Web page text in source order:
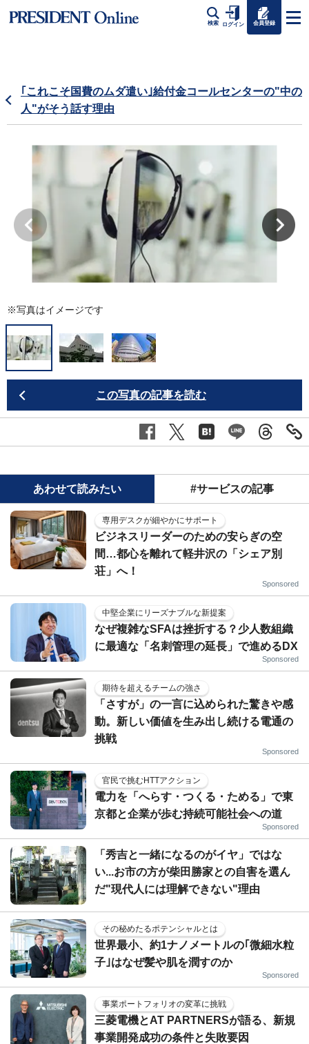
検索 ログイン 会員登録
｢これこそ国費のムダ遣い｣給付金コールセンターの"中の
人"がそう話す理由
※写真はイメージです
この写真の記事を読む
あわせて読みたい #サービスの記事
専用デスクが細やかにサポート
ビジネスリーダーのための安らぎの空
間…都心を離れて軽井沢の「シェア別
荘」へ！
Sponsored
中堅企業にリーズナブルな新提案
なぜ複雑なSFAは挫折する？少人数組織
に最適な「名刺管理の延長」で進めるDX
Sponsored
期待を超えるチームの強さ
「さすが」の一言に込められた驚きや感
動。新しい価値を生み出し続ける電通の
挑戦
Sponsored
官民で挑むHTTアクション
電力を「へらす・つくる・ためる」で東
京都と企業が歩む持続可能社会への道
Sponsored
「秀吉と一緒になるのがイヤ」ではな
い...お市の方が柴田勝家との自害を選ん
だ"現代人には理解できない"理由
その秘めたるポテンシャルとは
世界最小、約1ナノメートルの｢微細水粒
子｣はなぜ髪や肌を潤すのか
Sponsored
事業ポートフォリオの変革に挑戦
三菱電機とAT PARTNERSが語る、新規
事業開発成功の条件と失敗要因